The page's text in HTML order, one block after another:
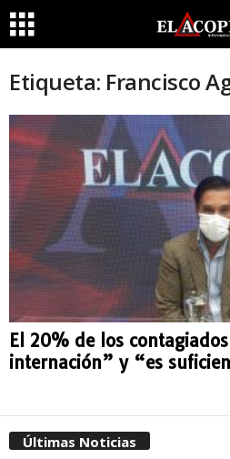
Etiqueta: Francisco
El 20% de los
internación” y “es
Últimas Noticias